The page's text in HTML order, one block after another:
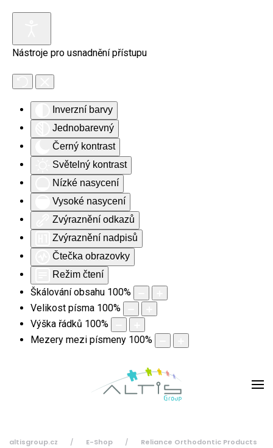
Nástroje pro usnadnění přístupu
Inverzní barvy
Jednobarevný
Černý kontrast
Světelný kontrast
Nízké nasycení
Vysoké nasycení
Zvýraznění odkazů
Zvýraznění nadpisů
Čtečka obrazovky
Režim čtení
Škálování obsahu 100%
Velikost písma 100%
Výška řádků 100%
Mezery mezi písmeny 100%
altisgroup.cz E-Shop
Reliance Orthodontic Products